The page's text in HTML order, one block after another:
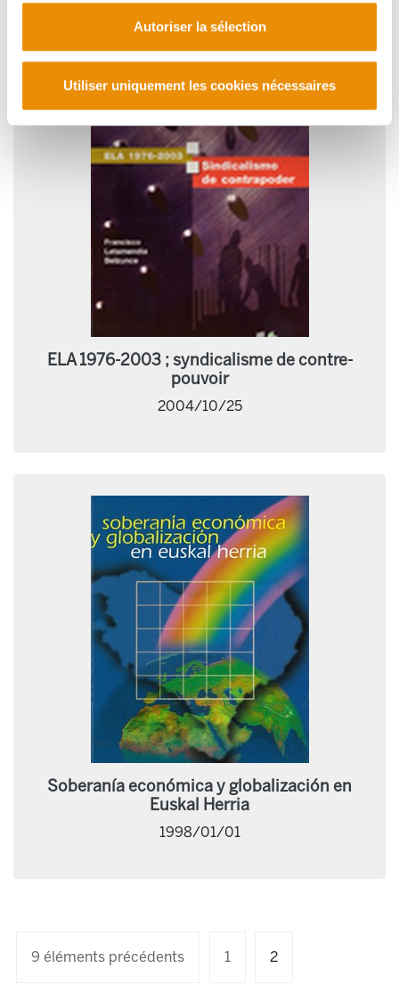
Autoriser la sélection
Utiliser uniquement les cookies nécessaires
ELA 1976-2003 ; syndicalisme de contre-
pouvoir
2004/10/25
Soberanía económica y globalización en
Euskal Herria
1998/01/01
9 éléments précédents 1 2